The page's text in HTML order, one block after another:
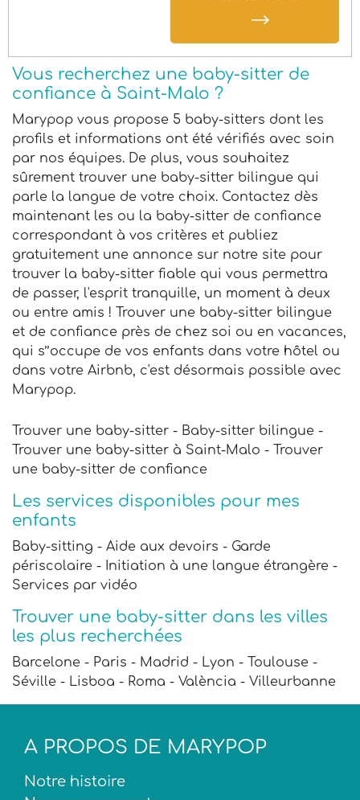
Vous recherchez une baby-sitter de
confiance à Saint-Malo ?
Marypop vous propose 5 baby-sitters dont les
profils et informations ont été vérifiés avec soin
par nos équipes. De plus, vous souhaitez
sûrement trouver une baby-sitter bilingue qui
parle la langue de votre choix. Contactez dès
maintenant les ou la baby-sitter de confiance
correspondant à vos critères et publiez
gratuitement une annonce sur notre site pour
trouver la baby-sitter fiable qui vous permettra
de passer, l'esprit tranquille, un moment à deux
ou entre amis ! Trouver une baby-sitter bilingue
et de confiance près de chez soi ou en vacances,
qui s’’occupe de vos enfants dans votre hôtel ou
dans votre Airbnb, c'est désormais possible avec
Marypop.
Trouver une baby-sitter - Baby-sitter bilingue -
Trouver une baby-sitter à Saint-Malo - Trouver
une baby-sitter de confiance
Les services disponibles pour mes
enfants
Baby-sitting - Aide aux devoirs - Garde
périscolaire - Initiation à une langue étrangère -
Services par vidéo
Trouver une baby-sitter dans les villes
les plus recherchées
Barcelone - Paris - Madrid - Lyon - Toulouse -
Séville - Lisboa - Roma - València - Villeurbanne
A PROPOS DE MARYPOP
Notre histoire